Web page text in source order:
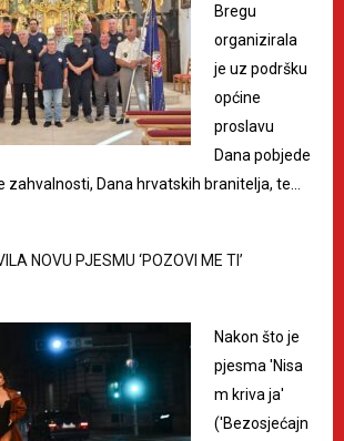
Bregu
organizirala
je uz podršku
općine
proslavu
Dana pobjede
zahvalnosti, Dana hrvatskih branitelja, te…
NOVU PJESMU ‘POZOVI ME TI’
Nakon što je
pjesma 'Nisa
m kriva ja'
('Bezosjećajn